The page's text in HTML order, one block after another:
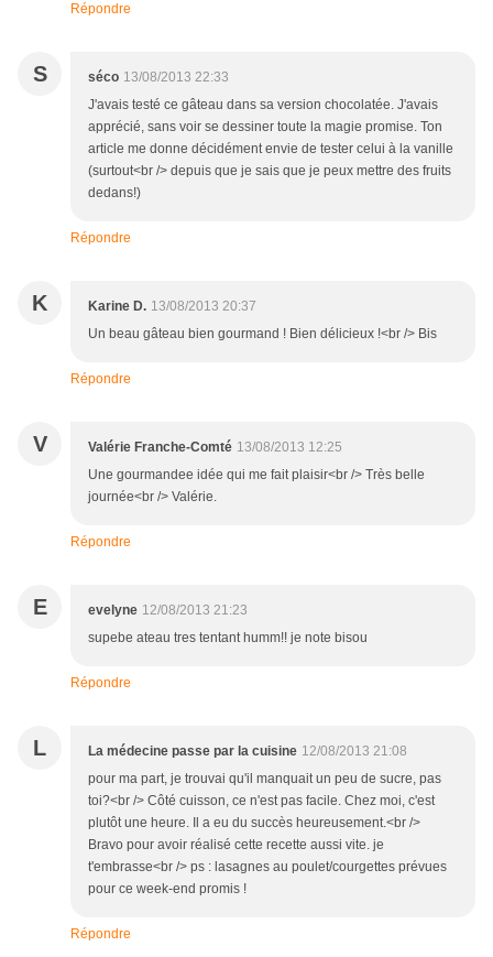
Répondre
S séco 13/08/2013 22:33
J'avais testé ce gâteau dans sa version chocolatée. J'avais
apprécié, sans voir se dessiner toute la magie promise. Ton
article me donne décidément envie de tester celui à la vanille
(surtout<br /> depuis que je sais que je peux mettre des fruits
dedans!)
Répondre
K Karine D. 13/08/2013 20:37
Un beau gâteau bien gourmand ! Bien délicieux !<br /> Bis
Répondre
V Valérie Franche-Comté 13/08/2013 12:25
Une gourmandee idée qui me fait plaisir<br /> Très belle
journée<br /> Valérie.
Répondre
E evelyne 12/08/2013 21:23
supebe ateau tres tentant humm!! je note bisou
Répondre
L La médecine passe par la cuisine 12/08/2013 21:08
pour ma part, je trouvai qu'il manquait un peu de sucre, pas
toi?<br /> Côté cuisson, ce n'est pas facile. Chez moi, c'est
plutôt une heure. Il a eu du succès heureusement.<br />
Bravo pour avoir réalisé cette recette aussi vite. je
t'embrasse<br /> ps : lasagnes au poulet/courgettes prévues
pour ce week-end promis !
Répondre